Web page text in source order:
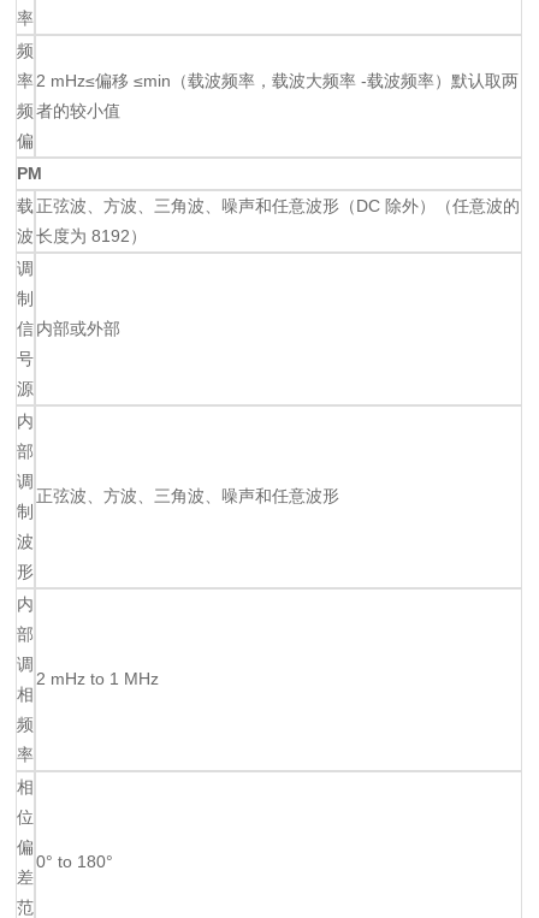
率
频
率
频
偏
2 mHz≤偏移 ≤min（载波频率，载波大频率 -载波频率）默认取两
者的较小值
PM
载
波
正弦波、方波、三角波、噪声和任意波形（DC 除外）（任意波的
长度为 8192）
调
制
信
号
源
内部或外部
内
部
调
制
波
形
正弦波、方波、三角波、噪声和任意波形
内
部
调
相
频
率
2 mHz to 1 MHz
相
位
偏
差
范
0° to 180°